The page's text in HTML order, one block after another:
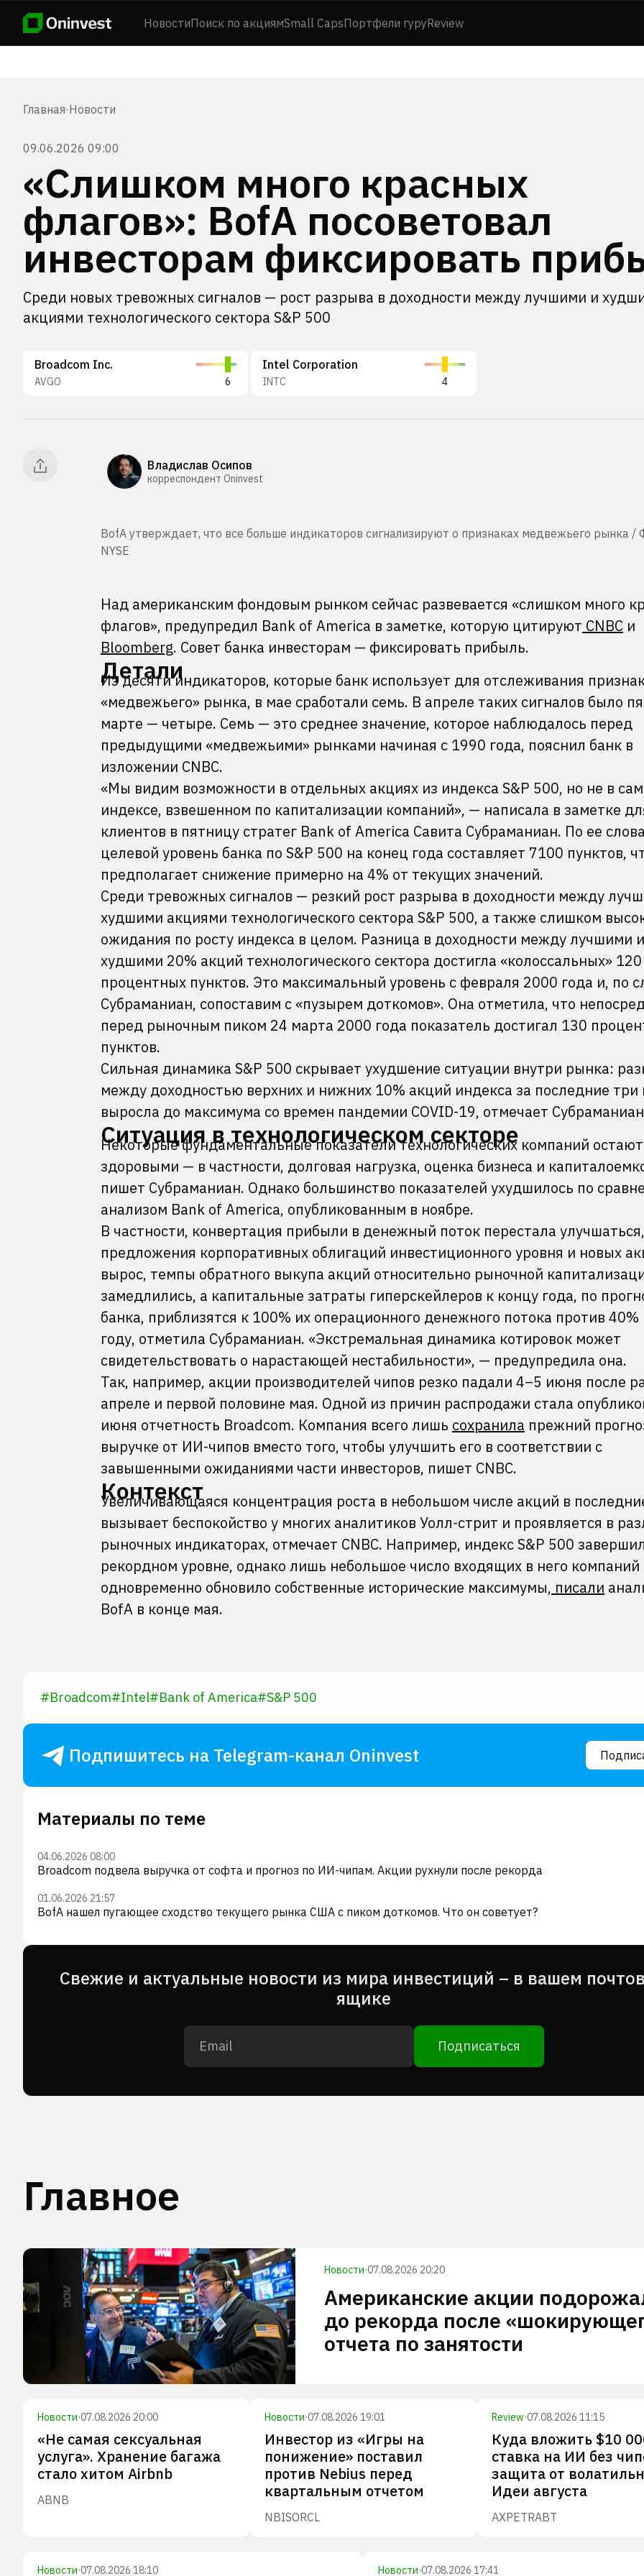
НовостиПоиск по акциямSmall CapsПортфели гуруReview
Главная·Новости
09.06.2026 09:00
«Слишком много красных
флагов»: BofA посоветовал
инвесторам фиксировать
Среди новых тревожных сигналов — рост разрыва в доходности между лучшими и
акциями технологического сектора S&P 500
Broadcom Inc.
AVGO 6
Intel Corporation
INTC 4
Владислав Осипов
корреспондент Oninvest
BofA утверждает, что все больше индикаторов сигнализируют о признаках медвежьего рынка /
NYSE
Над американским фондовым рынком сейчас развевается «слишком много
флагов», предупредил Bank of America в заметке, которую цитируют CNBC и
Bloomberg. Совет банка инвесторам — фиксировать прибыль.
Детали
Из десяти индикаторов, которые банк использует для отслеживания
«медвежьего» рынка, в мае сработали семь. В апреле таких сигналов было
марте — четыре. Семь — это среднее значение, которое наблюдалось перед
предыдущими «медвежьими» рынками начиная с 1990 года, пояснил банк в
изложении CNBC.
«Мы видим возможности в отдельных акциях из индекса S&P 500, но не в
индексе, взвешенном по капитализации компаний», — написала в заметке
клиентов в пятницу стратег Bank of America Савита Субраманиан. По ее
целевой уровень банка по S&P 500 на конец года составляет 7100 пунктов,
предполагает снижение примерно на 4% от текущих значений.
Среди тревожных сигналов — резкий рост разрыва в доходности между
худшими акциями технологического сектора S&P 500, а также слишком
ожидания по росту индекса в целом. Разница в доходности между лучшими и
худшими 20% акций технологического сектора достигла «колоссальных» 120
процентных пунктов. Это максимальный уровень с февраля 2000 года и, по
Субраманиан, сопоставим с «пузырем доткомов». Она отметила, что
перед рыночным пиком 24 марта 2000 года показатель достигал 130
пунктов.
Сильная динамика S&P 500 скрывает ухудшение ситуации внутри рынка:
между доходностью верхних и нижних 10% акций индекса за последние три
выросла до максимума со времен пандемии COVID-19, отмечает
Ситуация в технологическом секторе
Некоторые фундаментальные показатели технологических компаний
здоровыми — в частности, долговая нагрузка, оценка бизнеса и
пишет Субраманиан. Однако большинство показателей ухудшилось по
анализом Bank of America, опубликованным в ноябре.
В частности, конвертация прибыли в денежный поток перестала
предложения корпоративных облигаций инвестиционного уровня и новых
вырос, темпы обратного выкупа акций относительно рыночной
замедлились, а капитальные затраты гиперскейлеров к концу года, по
банка, приблизятся к 100% их операционного денежного потока против
году, отметила Субраманиан. «Экстремальная динамика котировок может
свидетельствовать о нарастающей нестабильности», — предупредила она.
Так, например, акции производителей чипов резко падали 4–5 июня после
апреле и первой половине мая. Одной из причин распродажи стала
июня отчетность Broadcom. Компания всего лишь сохранила прежний
выручке от ИИ-чипов вместо того, чтобы улучшить его в соответствии с
завышенными ожиданиями части инвесторов, пишет CNBC.
Контекст
Увеличивающаяся концентрация роста в небольшом числе акций в
вызывает беспокойство у многих аналитиков Уолл-стрит и проявляется в
рыночных индикаторах, отмечает CNBC. Например, индекс S&P 500
рекордном уровне, однако лишь небольшое число входящих в него компаний
одновременно обновило собственные исторические максимумы, писали
BofA в конце мая.
#Broadcom#Intel#Bank of America#S&P 500
Подпишитесь на Telegram-канал Oninvest
Материалы по теме
04.06.2026 08:00
Broadcom подвела выручка от софта и прогноз по ИИ-чипам. Акции рухнули после рекорда
01.06.2026 21:57
BofA нашел пугающее сходство текущего рынка США с пиком доткомов. Что он советует?
Cвежие и актуальные новости из мира инвестиций – в вашем
ящике
Подписаться
Главное
Новости·07.08.2026 20:20
Американские акции
до рекорда после
отчета по занятости
Новости·07.08.2026 20:00
«Не самая сексуальная
услуга». Хранение багажа
стало хитом Airbnb
ABNB
Новости·07.08.2026 19:01
Инвестор из «Игры на
понижение» поставил
против Nebius перед
квартальным отчетом
NBISORCL
Review·07.08.2026 11:15
Куда вложить $10
ставка на ИИ без
защита от
Идеи августа
AXPETRABT
Новости·07.08.2026 18:10 Новости·07.08.2026 17:41